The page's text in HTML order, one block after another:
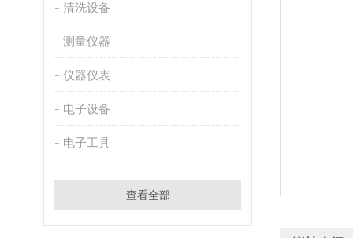
清洗设备
测量仪器
仪器仪表
电子设备
电子工具
查看全部